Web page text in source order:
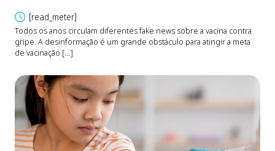
[read_meter]
Todos os anos circulam diferentes fake news sobre a vacina contra
gripe. A desinformação é um grande obstáculo para atingir a meta
de vacinação […]